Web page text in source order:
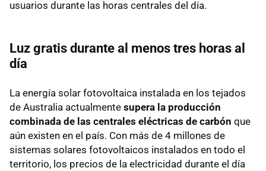
usuarios durante las horas centrales del día.
Luz gratis durante al menos tres horas al
día
La energía solar fotovoltaica instalada en los tejados
de Australia actualmente supera la producción
combinada de las centrales eléctricas de carbón que
aún existen en el país. Con más de 4 millones de
sistemas solares fotovoltaicos instalados en todo el
territorio, los precios de la electricidad durante el día